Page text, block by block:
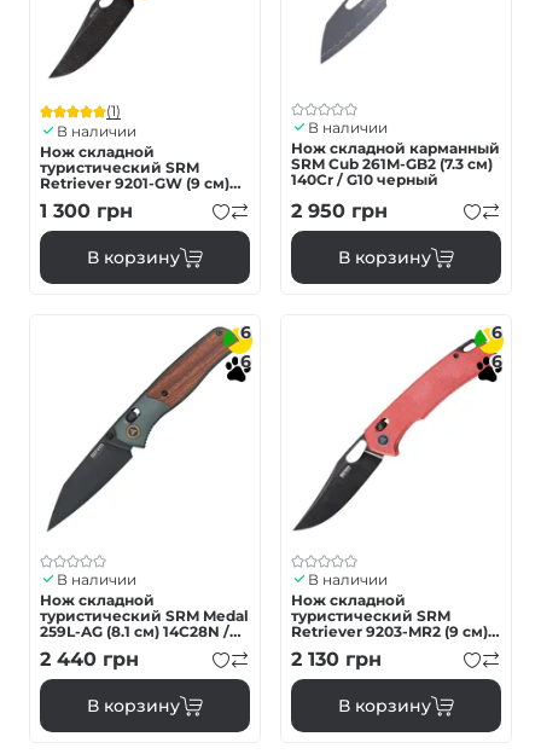
(1)
В наличии
Нож складной
туристический SRM
Retriever 9201-GW (9 см)
D2 / G10 коричневый
1 300 грн
В корзину
В наличии
Нож складной карманный
SRM Cub 261M-GB2 (7.3 см)
140Cr / G10 черный
2 950 грн
В корзину
6
6
В наличии
Нож складной
туристический SRM Medal
259L-AG (8.1 см) 14C28N /
алюминий 6063, дерево,
коричневый
2 440 грн
В корзину
6
6
В наличии
Нож складной
туристический SRM
Retriever 9203-MR2 (9 см)
10Cr / Micarta красный
2 130 грн
В корзину